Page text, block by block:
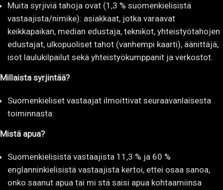
Muita syrjiviä tahoja ovat (1,3 % suomenkielisistä
vastaajista/nimike): asiakkaat, jotka varaavat
keikkapaikan, median edustaja, teknikot, yhteistyötahojen
edustajat, ulkopuoliset tahot (vanhempi kaarti), äänittäjä,
isot laulukilpailut sekä yhteistyökumppanit ja verkostot.
Millaista syrjintää?
Suomenkieliset vastaajat ilmoittivat seuraavanlaisesta
toiminnasta:
Mistä apua?
Suomenkielisistä vastaajista 11,3 % ja 60 %
englanninkielisistä vastaajista kertoi, ettei osaa sanoa,
onko saanut apua tai mi stä saisi apua kohtaamiinsa